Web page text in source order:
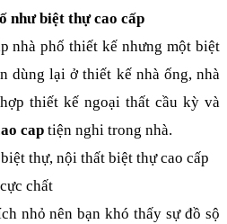
như biệt thự cao cấp
nhà phố thiết kế nhưng một biệt
dùng lại ở thiết kế nhà ống, nhà
cap tiện nghi trong nhà.
nhỏ nên bạn khó thấy sự đồ sộ